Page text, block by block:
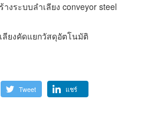
งระบบลำเลียง conveyor steel
ยงคัดแยกวัสดุอัตโนมัติ
Tweet แชร์